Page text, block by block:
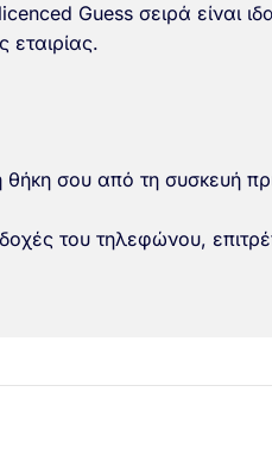
Guess σειρά είναι
εταιρίας.
θήκη σου από τη συσκευή
του τηλεφώνου,